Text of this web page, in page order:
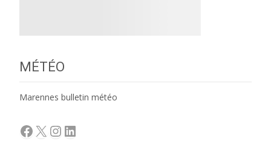
MÉTÉO
Marennes bulletin météo
Facebook
X Instagram
LinkedIn